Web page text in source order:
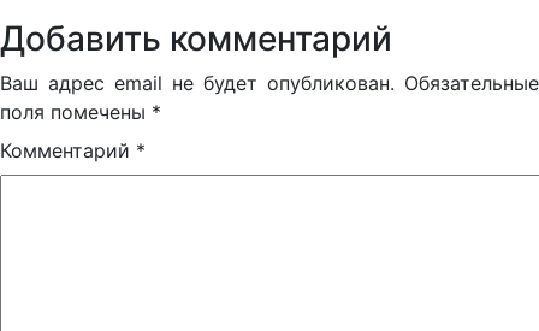
Добавить комментарий
Ваш адрес email не будет опубликован. Обязательные
поля помечены *
Комментарий *